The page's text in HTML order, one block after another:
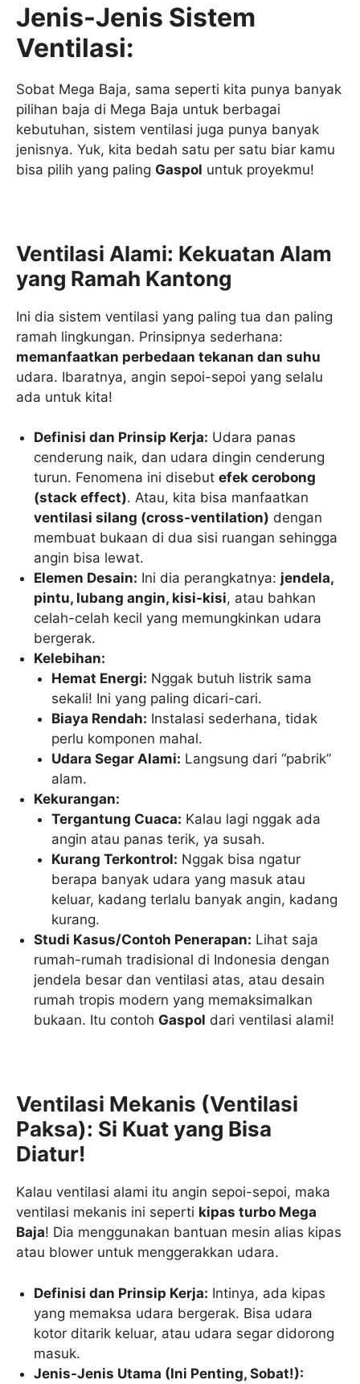
Jenis-Jenis Sistem
Ventilasi:
Sobat Mega Baja, sama seperti kita punya banyak
pilihan baja di Mega Baja untuk berbagai
kebutuhan, sistem ventilasi juga punya banyak
jenisnya. Yuk, kita bedah satu per satu biar kamu
bisa pilih yang paling Gaspol untuk proyekmu!
Ventilasi Alami: Kekuatan Alam
yang Ramah Kantong
Ini dia sistem ventilasi yang paling tua dan paling
ramah lingkungan. Prinsipnya sederhana:
memanfaatkan perbedaan tekanan dan suhu
udara. Ibaratnya, angin sepoi-sepoi yang selalu
ada untuk kita!
Definisi dan Prinsip Kerja: Udara panas
cenderung naik, dan udara dingin cenderung
turun. Fenomena ini disebutefek cerobong
(stack effect). Atau, kita bisa manfaatkan
ventilasi silang (cross-ventilation) dengan
membuat bukaan di dua sisi ruangan sehingga
angin bisa lewat.
Elemen Desain: Ini dia perangkatnya: jendela,
pintu, lubang angin, kisi-kisi, atau bahkan
celah-celah kecil yang memungkinkan udara
bergerak.
Kelebihan:
Hemat Energi: Nggak butuh listrik sama
sekali! Ini yang paling dicari-cari.
Biaya Rendah: Instalasi sederhana, tidak
perlu komponen mahal.
Udara Segar Alami: Langsung dari “pabrik”
alam.
Kekurangan:
Tergantung Cuaca: Kalau lagi nggak ada
angin atau panas terik, ya susah.
Kurang Terkontrol: Nggak bisa ngatur
berapa banyak udara yang masuk atau
keluar, kadang terlalu banyak angin, kadang
kurang.
Studi Kasus/Contoh Penerapan: Lihat saja
rumah-rumah tradisional di Indonesia dengan
jendela besar dan ventilasi atas, atau desain
rumah tropis modern yang memaksimalkan
bukaan. Itu contoh Gaspol dari ventilasi alami!
Ventilasi Mekanis (Ventilasi
Paksa): Si Kuat yang Bisa
Diatur!
Kalau ventilasi alami itu angin sepoi-sepoi, maka
ventilasi mekanis ini seperti kipas turbo Mega
Baja! Dia menggunakan bantuan mesin alias kipas
atau blower untuk menggerakkan udara.
Definisi dan Prinsip Kerja: Intinya, ada kipas
yang memaksa udara bergerak. Bisa udara
kotor ditarik keluar, atau udara segar didorong
masuk.
Jenis-Jenis Utama (Ini Penting, Sobat!):